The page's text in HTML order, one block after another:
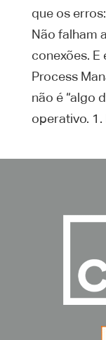
que os
Não falham
conexões. E
Process
não é “algo
operativo. 1.